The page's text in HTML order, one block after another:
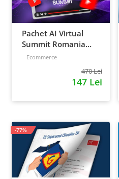
Pachet AI Virtual
Summit Romania
2026: inregistrari +
Ecommerce
470 Lei
147 Lei
-77%